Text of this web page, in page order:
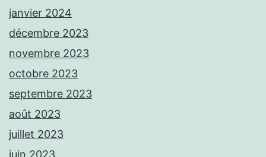
janvier 2024
décembre 2023
novembre 2023
octobre 2023
septembre 2023
août 2023
juillet 2023
juin 2023